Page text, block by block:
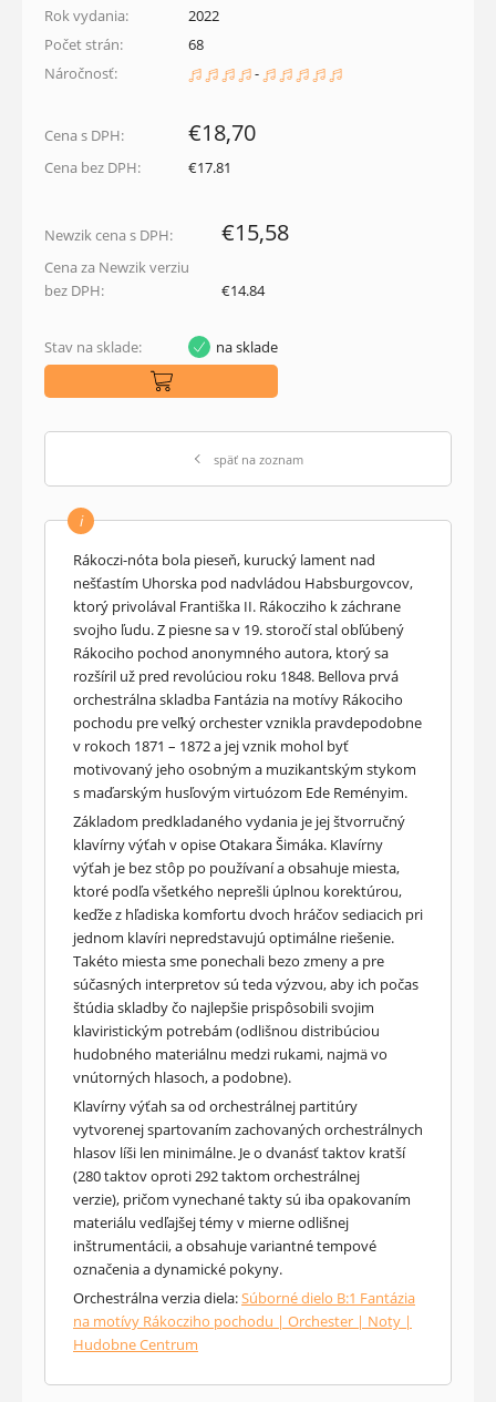
späť na zoznam
Rok vydania:
2022
Počet strán:
68
Náročnosť:
-
Cena s DPH: €18,70
Cena bez DPH: €17.81
Newzik cena s DPH: €15,58
Cena za Newzik verziu
bez DPH:
€14.84
Stav na sklade: na sklade
i
Rákoczi-nóta bola pieseň, kurucký lament nad
nešťastím Uhorska pod nadvládou Habsburgovcov,
ktorý privolával Františka II. Rákocziho k záchrane
svojho ľudu. Z piesne sa v 19. storočí stal obľúbený
Rákociho pochod anonymného autora, ktorý sa
rozšíril už pred revolúciou roku 1848. Bellova prvá
orchestrálna skladba Fantázia na motívy Rákociho
pochodu pre veľký orchester vznikla pravdepodobne
v rokoch 1871 – 1872 a jej vznik mohol byť
motivovaný jeho osobným a muzikantským stykom
s maďarským husľovým virtuózom Ede Reményim.
Základom predkladaného vydania je jej štvorručný
klavírny výťah v opise Otakara Šimáka. Klavírny
výťah je bez stôp po používaní a obsahuje miesta,
ktoré podľa všetkého neprešli úplnou korektúrou,
keďže z hľadiska komfortu dvoch hráčov sediacich pri
jednom klavíri nepredstavujú optimálne riešenie.
Takéto miesta sme ponechali bezo zmeny a pre
súčasných interpretov sú teda výzvou, aby ich počas
štúdia skladby čo najlepšie prispôsobili svojim
klaviristickým potrebám (odlišnou distribúciou
hudobného materiálnu medzi rukami, najmä vo
vnútorných hlasoch, a podobne).
Klavírny výťah sa od orchestrálnej partitúry
vytvorenej spartovaním zachovaných orchestrálnych
hlasov líši len minimálne. Je o dvanásť taktov kratší
(280 taktov oproti 292 taktom orchestrálnej
verzie), pričom vynechané takty sú iba opakovaním
materiálu vedľajšej témy v mierne odlišnej
inštrumentácii, a obsahuje variantné tempové
označenia a dynamické pokyny.
Orchestrálna verzia diela:Súborné dielo B:1 Fantázia
na motívy Rákocziho pochodu | Orchester | Noty |
Hudobne Centrum